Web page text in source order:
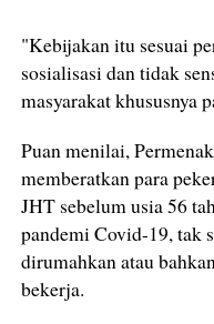
"Kebijakan itu sesuai
sosialisasi dan tidak
masyarakat khususnya
Puan menilai,
memberatkan para
JHT sebelum usia 56
pandemi Covid-19, tak
dirumahkan atau
bekerja.